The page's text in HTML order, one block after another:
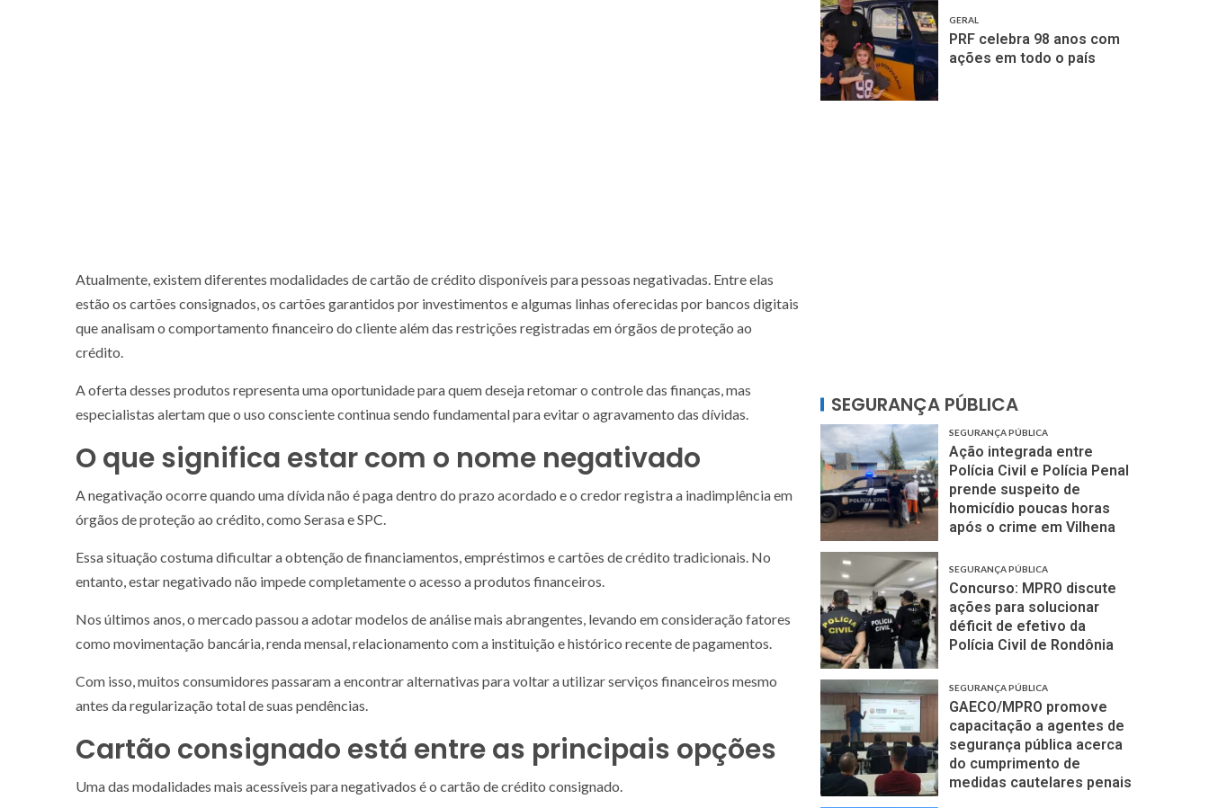
Atualmente, existem diferentes modalidades de cartão de crédito disponíveis para pessoas negativadas. Entre elas
estão os cartões consignados, os cartões garantidos por investimentos e algumas linhas oferecidas por bancos digitais
que analisam o comportamento financeiro do cliente além das restrições registradas em órgãos de proteção ao
crédito.
A oferta desses produtos representa uma oportunidade para quem deseja retomar o controle das finanças, mas
especialistas alertam que o uso consciente continua sendo fundamental para evitar o agravamento das dívidas.
O que significa estar com o nome negativado
A negativação ocorre quando uma dívida não é paga dentro do prazo acordado e o credor registra a inadimplência em
órgãos de proteção ao crédito, como Serasa e SPC.
Essa situação costuma dificultar a obtenção de financiamentos, empréstimos e cartões de crédito tradicionais. No
entanto, estar negativado não impede completamente o acesso a produtos financeiros.
Nos últimos anos, o mercado passou a adotar modelos de análise mais abrangentes, levando em consideração fatores
como movimentação bancária, renda mensal, relacionamento com a instituição e histórico recente de pagamentos.
Com isso, muitos consumidores passaram a encontrar alternativas para voltar a utilizar serviços financeiros mesmo
antes da regularização total de suas pendências.
Cartão consignado está entre as principais opções
Uma das modalidades mais acessíveis para negativados é o cartão de crédito consignado.
GERAL
PRF celebra 98 anos com
ações em todo o país
SEGURANÇA PÚBLICA
SEGURANÇA PÚBLICA
Ação integrada entre
Polícia Civil e Polícia Penal
prende suspeito de
homicídio poucas horas
após o crime em Vilhena
SEGURANÇA PÚBLICA
Concurso: MPRO discute
ações para solucionar
déficit de efetivo da
Polícia Civil de Rondônia
SEGURANÇA PÚBLICA
GAECO/MPRO promove
capacitação a agentes de
segurança pública acerca
do cumprimento de
medidas cautelares penais